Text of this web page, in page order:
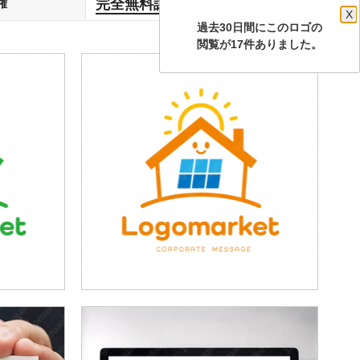
過去30日間にこのロゴの
X
閲覧が17件ありました。